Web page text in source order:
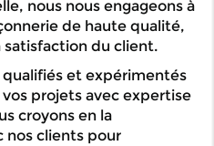
nous nous engageons à
de haute qualité,
satisfaction du client.
et expérimentés
projets avec expertise
croyons en la
nos clients pour